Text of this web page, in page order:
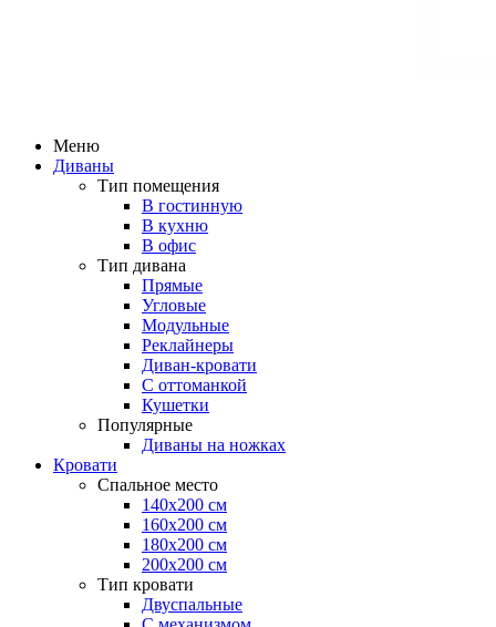
Меню
Диваны
Тип помещения
В гостинную
В кухню
В офис
Тип дивана
Прямые
Угловые
Модульные
Реклайнеры
Диван-кровати
С оттоманкой
Кушетки
Популярные
Диваны на ножках
Кровати
Спальное место
140х200 см
160х200 см
180х200 см
200х200 см
Тип кровати
Двуспальные